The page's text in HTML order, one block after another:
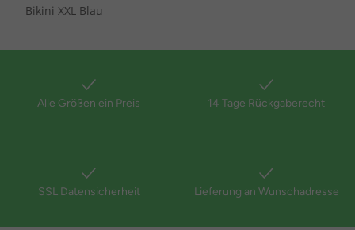
Bikini XXL Blau
Alle Größen ein Preis 14 Tage Rückgaberecht
SSL Datensicherheit Lieferung an Wunschadresse